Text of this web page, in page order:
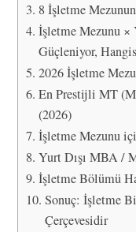
8 İşletme
İşletme Mezunu ×
Güçleniyor,
2026 İşletme
En Prestijli MT
(2026)
İşletme Mezunu
Yurt Dışı MBA /
İşletme Bölümü
Sonuç: İşletme
Çerçevesidir